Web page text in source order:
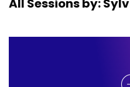
All Sessions by: